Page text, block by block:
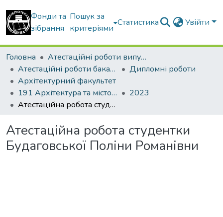
Фонди та
зібрання
Пошук за
критеріями
Статистика Увійти
Головна
Атестаційні роботи випускників
Атестаційні роботи бакалаврів
Дипломні роботи
Архітектурний факультет
191 Архітектура та містобудування
2023
Атестаційна робота студентки Будаговської Поліни Романівни
Атестаційна робота студентки
Будаговської Поліни Романівни